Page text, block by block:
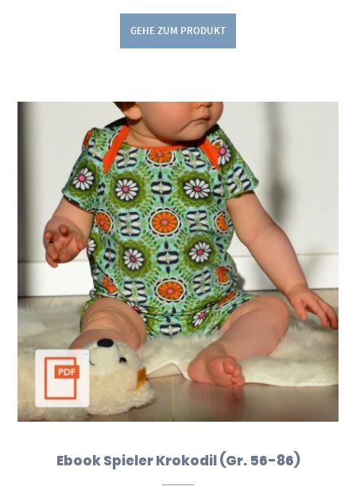
GEHE ZUM PRODUKT
Ebook Spieler Krokodil (Gr. 56-86)